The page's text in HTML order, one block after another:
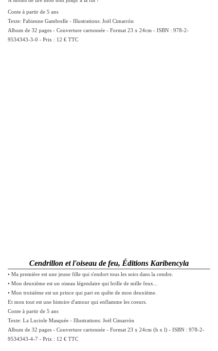
Conte à partir de 5 ans
Texte: Fabienne Gambrelle - Illustrations: Joël Cimarrón
Album de 32 pages - Couverture cartonnée - Format 23 x 24cm - ISBN : 978-2-
9534343-3-0 - Prix : 12 € TTC
Cendrillon et l'oiseau de feu, Éditions Karibencyla
• Ma première est une jeune fille qui s'endort tous les soirs dans la cendre.
• Mon deuxième est un oiseau légendaire qui brille de mille feux...
• Mon troisième est un prince qui part en quête de mon deuxième.
Et mon tout est une histoire d'amour qui enflamme les coeurs.
Conte à partir de 5 ans
Texte: La Luciole Masquée - Illustrations: Joël Cimarrón
Album de 32 pages - Couverture cartonnée - Format 23 x 24cm (h x l) - ISBN : 978-2-
9534343-4-7 - Prix : 12 € TTC